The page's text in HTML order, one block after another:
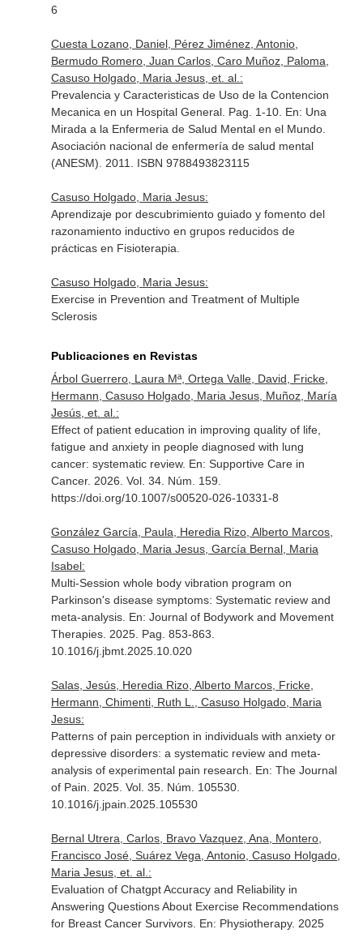
6
Cuesta Lozano, Daniel, Pérez Jiménez, Antonio,
Bermudo Romero, Juan Carlos, Caro Muñoz, Paloma,
Casuso Holgado, Maria Jesus, et. al.:
Prevalencia y Caracteristicas de Uso de la Contencion
Mecanica en un Hospital General. Pag. 1-10. En: Una
Mirada a la Enfermeria de Salud Mental en el Mundo.
Asociación nacional de enfermería de salud mental
(ANESM). 2011. ISBN 9788493823115
Casuso Holgado, Maria Jesus:
Aprendizaje por descubrimiento guiado y fomento del
razonamiento inductivo en grupos reducidos de
prácticas en Fisioterapia.
Casuso Holgado, Maria Jesus:
Exercise in Prevention and Treatment of Multiple
Sclerosis
Publicaciones en Revistas
Árbol Guerrero, Laura Mª, Ortega Valle, David, Fricke,
Hermann, Casuso Holgado, Maria Jesus, Muñoz, María
Jesús, et. al.:
Effect of patient education in improving quality of life,
fatigue and anxiety in people diagnosed with lung
cancer: systematic review. En: Supportive Care in
Cancer. 2026. Vol. 34. Núm. 159.
https://doi.org/10.1007/s00520-026-10331-8
González García, Paula, Heredia Rizo, Alberto Marcos,
Casuso Holgado, Maria Jesus, García Bernal, Maria
Isabel:
Multi-Session whole body vibration program on
Parkinson's disease symptoms: Systematic review and
meta-analysis. En: Journal of Bodywork and Movement
Therapies. 2025. Pag. 853-863.
10.1016/j.jbmt.2025.10.020
Salas, Jesús, Heredia Rizo, Alberto Marcos, Fricke,
Hermann, Chimenti, Ruth L., Casuso Holgado, Maria
Jesus:
Patterns of pain perception in individuals with anxiety or
depressive disorders: a systematic review and meta-
analysis of experimental pain research. En: The Journal
of Pain . 2025. Vol. 35. Núm. 105530.
10.1016/j.jpain.2025.105530
Bernal Utrera, Carlos, Bravo Vazquez, Ana, Montero,
Francisco José, Suárez Vega, Antonio, Casuso Holgado,
Maria Jesus, et. al.:
Evaluation of Chatgpt Accuracy and Reliability in
Answering Questions About Exercise Recommendations
for Breast Cancer Survivors. En: Physiotherapy. 2025